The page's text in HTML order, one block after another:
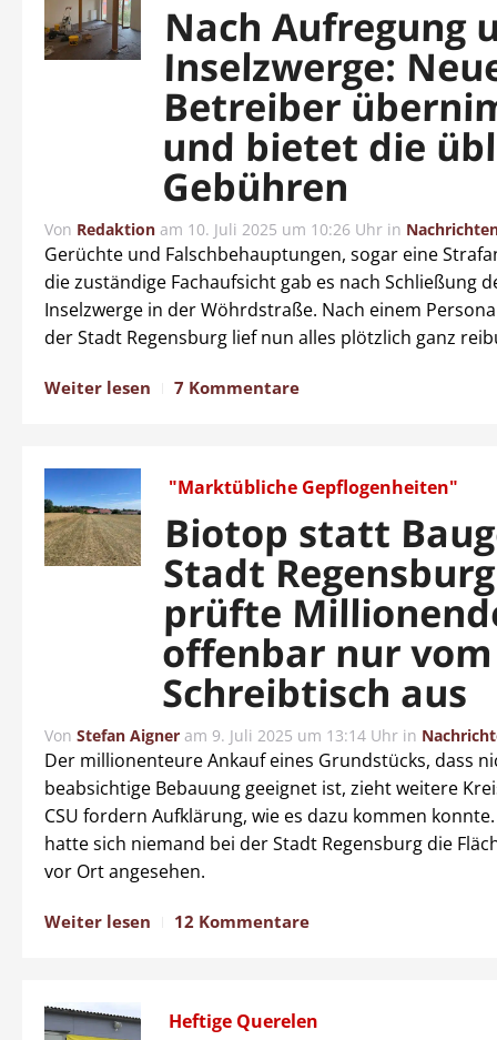
Nach Aufregung
Inselzwerge:
Betreiber
und bietet die
Gebühren
Von Redaktion am 10. Juli 2025 um 10:26 Uhr in
Gerüchte und Falschbehauptungen, sogar eine
die zuständige Fachaufsicht gab es nach Schließung
Inselzwerge in der Wöhrdstraße. Nach einem
der Stadt Regensburg lief nun alles plötzlich ganz
Weiter lesen 7 Kommentare
"Marktübliche Gepflogenheiten"
Biotop statt
Stadt Regensburg
prüfte
offenbar nur vom
Schreibtisch aus
Von Stefan Aigner am 9. Juli 2025 um 13:14 Uhr in
Der millionenteure Ankauf eines Grundstücks, dass
beabsichtige Bebauung geeignet ist, zieht weitere
CSU fordern Aufklärung, wie es dazu kommen
hatte sich niemand bei der Stadt Regensburg die
vor Ort angesehen.
Weiter lesen 12 Kommentare
Heftige Querelen